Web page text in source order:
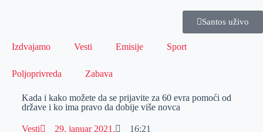
Santos uživo
Izdvajamo Vesti Emisije Sport
Poljoprivreda Zabava
Kada i kako možete da se prijavite za 60 evra pomoći od
države i ko ima pravo da dobije više novca
Vesti 29. januar 2021. 16:21